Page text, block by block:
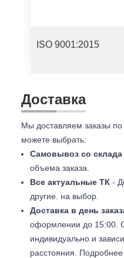
ISO 9001:2015
Доставка
Мы доставляем заказы
можете выбрать:
Самовывоз со склада
объема заказа.
Все актуальные ТК -
другие. на выбор.
Доставка в день
оформлении до 15:00.
индивидуально и
расстояния.